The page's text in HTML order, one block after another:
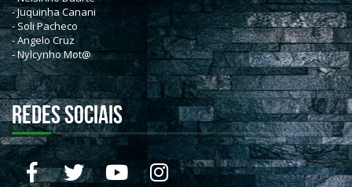
- Juquinha Canani
- Soli Pacheco
- Angelo Cruz
- Nylcynho Mot@
REDES SOCIAIS